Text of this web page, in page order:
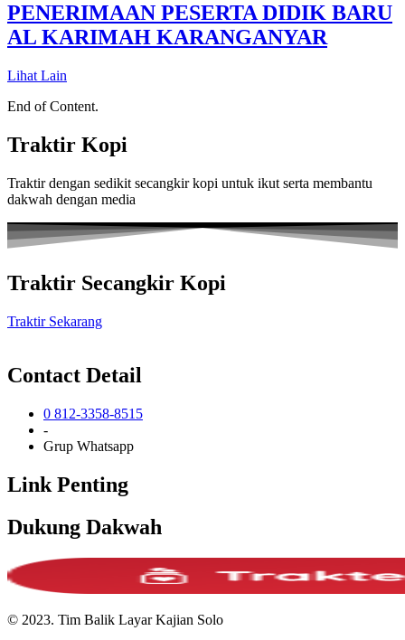
PENERIMAAN PESERTA DIDIK BARU
AL KARIMAH KARANGANYAR
Lihat Lain
End of Content.
Traktir Kopi
Traktir dengan sedikit secangkir kopi untuk ikut serta membantu
dakwah dengan media
Traktir Secangkir Kopi
Traktir Sekarang
Contact Detail
0 812-3358-8515
-
Grup Whatsapp
Link Penting
Dukung Dakwah
© 2023. Tim Balik Layar Kajian Solo